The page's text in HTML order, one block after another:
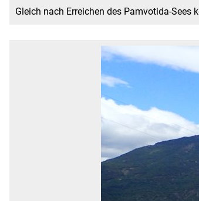
Gleich nach Erreichen des Pamvotida-Sees